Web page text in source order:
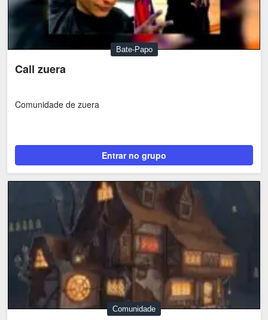
Bate-Papo
Call zuera
Comunidade de zuera
Entrar no grupo
Comunidade